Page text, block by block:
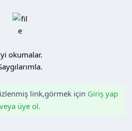
okumalar.
link,görmek için Giriş yap
veya üye ol.